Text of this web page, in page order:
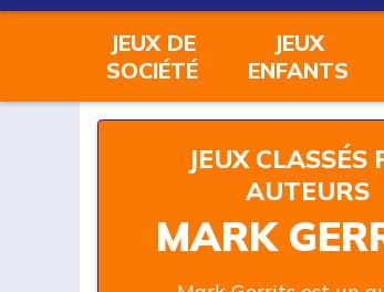
JEUX DE
SOCIÉTÉ
JEUX
ENFANTS
JEUX CLASSÉS
AUTEURS
MARK